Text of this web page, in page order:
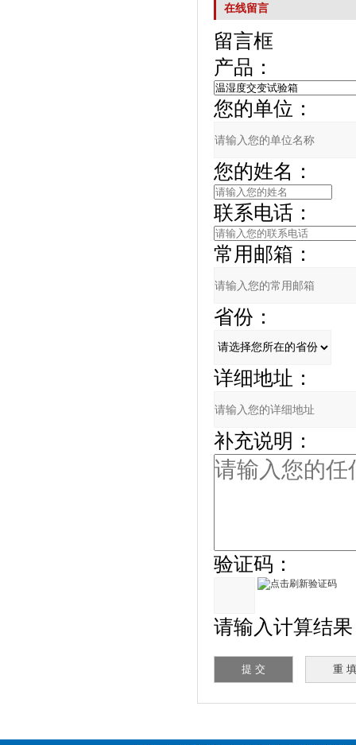
在线留言
留言框
产品：
您的单位：
您的姓名：
联系电话：
常用邮箱：
省份：
详细地址：
补充说明：
验证码：
请输入计算结果